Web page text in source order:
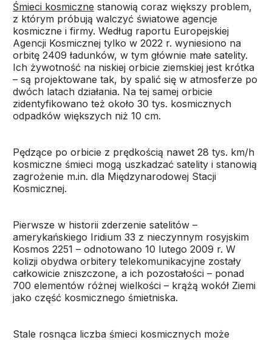
Śmieci kosmiczne stanowią coraz większy problem,
z którym próbują walczyć światowe agencje
kosmiczne i firmy. Według raportu Europejskiej
Agencji Kosmicznej tylko w 2022 r. wyniesiono na
orbitę 2409 ładunków, w tym głównie małe satelity.
Ich żywotność na niskiej orbicie ziemskiej jest krótka
– są projektowane tak, by spalić się w atmosferze po
dwóch latach działania. Na tej samej orbicie
zidentyfikowano też około 30 tys. kosmicznych
odpadków większych niż 10 cm.
Pędzące po orbicie z prędkością nawet 28 tys. km/h
kosmiczne śmieci mogą uszkadzać satelity i stanowią
zagrożenie m.in. dla Międzynarodowej Stacji
Kosmicznej.
Pierwsze w historii zderzenie satelitów –
amerykańskiego Iridium 33 z nieczynnym rosyjskim
Kosmos 2251 – odnotowano 10 lutego 2009 r. W
kolizji obydwa orbitery telekomunikacyjne zostały
całkowicie zniszczone, a ich pozostałości – ponad
700 elementów różnej wielkości – krążą wokół Ziemi
jako część kosmicznego śmietniska.
Stale rosnąca liczba śmieci kosmicznych może